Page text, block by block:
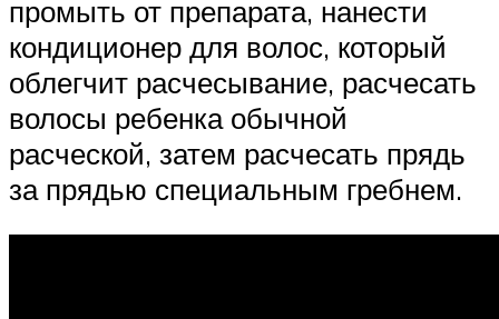
промыть от препарата, нанести
кондиционер для волос, который
облегчит расчесывание, расчесать
волосы ребенка обычной
расческой, затем расчесать прядь
за прядью специальным гребнем.